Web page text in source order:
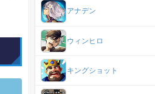
アナデン
ウィンヒロ
キングショット